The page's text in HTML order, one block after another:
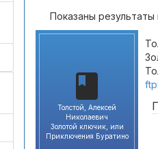
Показаны результаты
Толстой, Алексей
Николаевич
Золотой ключик, или
Приключения Буратино